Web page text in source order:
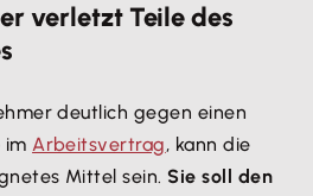
verletzt Teile des
deutlich gegen einen
imArbeitsvertrag, kann die
Mittel sein.Sie soll den